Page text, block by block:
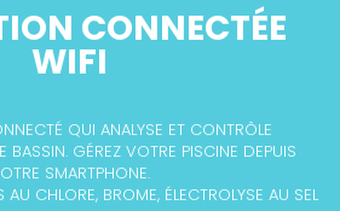
CONNECTÉE
WIFI
QUI ANALYSE ET CONTRÔLE
BASSIN. GÉREZ VOTRE PISCINE DEPUIS
SMARTPHONE.
AU CHLORE, BROME, ÉLECTROLYSE AU SEL